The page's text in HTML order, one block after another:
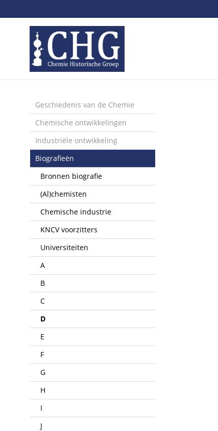
links
Spring
naar
de
inhoud
naar
het
menu
Geschiedenis van de Chemie
Chemische ontwikkelingen
Industriële ontwikkeling
Biografieën
Bronnen biografie
(Al)chemisten
Chemische industrie
KNCV voorzitters
Universiteiten
A
B
C
D
E
F
G
H
I
J